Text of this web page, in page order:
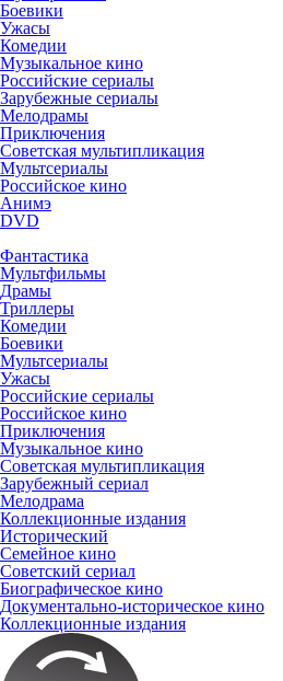
Боевики
Ужасы
Комедии
Музыкальное кино
Российские сериалы
Зарубежные сериалы
Мелодрамы
Приключения
Советская мультипликация
Мультсериалы
Российское кино
Анимэ
DVD
Фантастика
Мультфильмы
Драмы
Триллеры
Комедии
Боевики
Мультсериалы
Ужасы
Российские сериалы
Российское кино
Приключения
Музыкальное кино
Советская мультипликация
Зарубежный сериал
Мелодрама
Коллекционные издания
Исторический
Семейное кино
Советский сериал
Биографическое кино
Документально-историческое кино
Коллекционные издания